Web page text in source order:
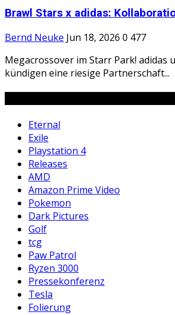
Brawl Stars x adidas:
Bernd Neuke Jun 18, 2026 0 477
Megacrossover im Starr Park! adidas
kündigen eine riesige Partnerschaft...
Eternal
Exile
Playstation 4
Releases
AMD
Amazon Prime Video
Pokemon
Dark Pictures
Golf
tcg
Paw Patrol
Ryzen 3000
Pressekonferenz
Tesla
Folierung